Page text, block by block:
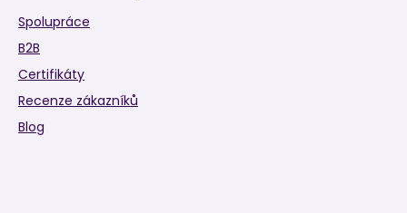
Spolupráce
B2B
Certifikáty
Recenze zákazníků
Blog